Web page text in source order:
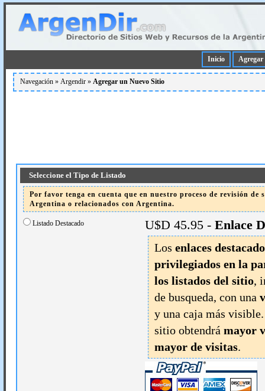
Inicio Agregar
Navegación » Argendir » Agregar un Nuevo Sitio
Seleccione el Tipo de Listado
Por favor tenga en cuenta que en nuestro proceso de revisión de
Argentina o relacionados con Argentina.
Listado Destacado U$D 45.95 - Enlace
Los enlaces
privilegiados en la
los listados del sitio,
de busqueda, con una
y una caja más
sitio obtendrá mayor
mayor de visitas.